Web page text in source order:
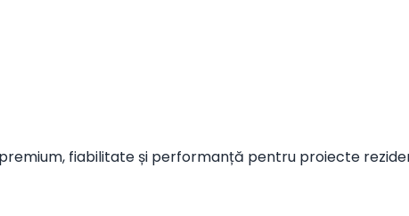
fiabilitate și performanță pentru proiecte